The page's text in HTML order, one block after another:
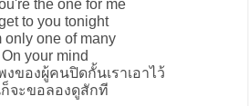
the one for me
to you tonight
only one of many
On your mind
ของผู้คนปิดกั้นเราเอาไว้
จะขอลองดูสักที